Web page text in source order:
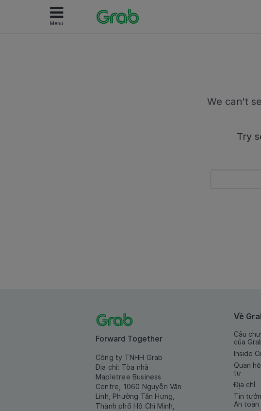
Menu
We can't
Try
Forward Together
Công ty TNHH Grab
Địa chỉ: Tòa nhà
Mapletree Business
Centre, 1060 Nguyễn Văn
Linh, Phường Tân Hưng,
Thành phố Hồ Chí Minh,
Về
Câu
của
Inside
Quan
tư
Địa chỉ
Tin
An toàn